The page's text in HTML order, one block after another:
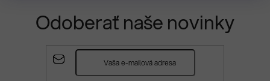
Odoberať naše novinky